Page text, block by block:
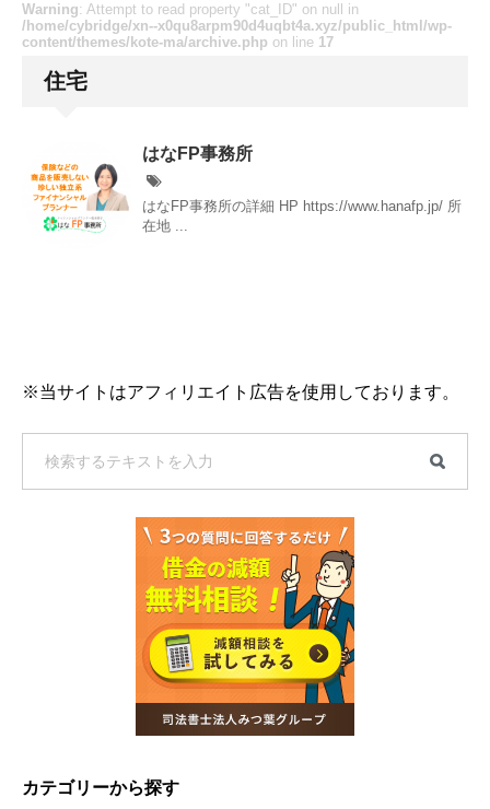
Warning: Attempt to read property "cat_ID" on null in
/home/cybridge/xn--x0qu8arpm90d4uqbt4a.xyz/public_html/wp-
content/themes/kote-ma/archive.php on line 17
住宅
はなFP事務所
はなFP事務所の詳細 HP https://www.hanafp.jp/ 所
在地 ...
※当サイトはアフィリエイト広告を使用しております。
カテゴリーから探す